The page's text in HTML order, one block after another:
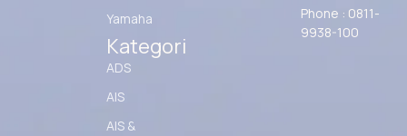
Yamaha
Kategori
ADS
AIS
AIS &
Phone : 0811-
9938-100